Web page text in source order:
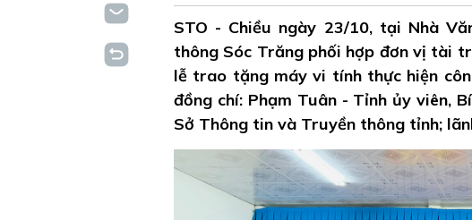
STO - Chiều ngày 23/10, tại Nhà
thông Sóc Trăng phối hợp đơn vị tài
lễ trao tặng máy vi tính thực hiện
đồng chí: Phạm Tuân - Tỉnh ủy viên,
Sở Thông tin và Truyền thông tỉnh;